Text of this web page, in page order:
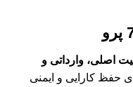
تیگو 7 پرو با کیفیت اصلی، وارداتی و
حفظ کارایی و ایمنی